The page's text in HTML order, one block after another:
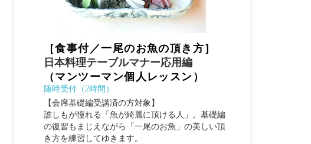
［食事付／一尾のお魚の頂き方］
日本料理テーブルマナー応用編
（マンツーマン個人レッスン）
随時受付（2時間）
【会席基礎編受講済の方対象】
誰しもが憧れる「魚が綺麗に頂ける人」。基礎編
の復習もまじえながら「一尾のお魚」の美しい頂
き方を練習してゆきます。